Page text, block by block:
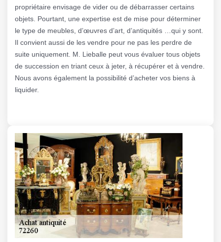
propriétaire envisage de vider ou de débarrasser certains
objets. Pourtant, une expertise est de mise pour déterminer
le type de meubles, d’œuvres d’art, d’antiquités …qui y sont.
Il convient aussi de les vendre pour ne pas les perdre de
suite uniquement. M. Lieballe peut vous évaluer tous objets
de succession en triant ceux à jeter, à récupérer et à vendre.
Nous avons également la possibilité d’acheter vos biens à
liquider.